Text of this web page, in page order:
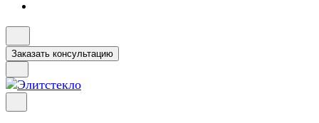
Заказать консультацию